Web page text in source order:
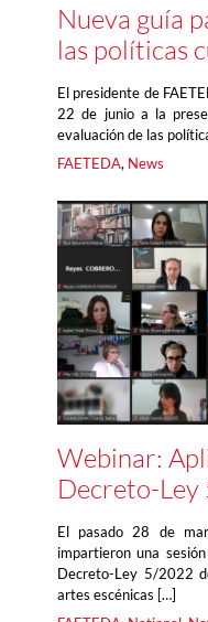
Nueva guía
las políticas
El presidente de
22 de junio a la
evaluación de las
FAETEDA, News
Webinar:
Decreto-
El pasado 28 de
impartieron una
Decreto-Ley 5/2022
artes escénicas […]